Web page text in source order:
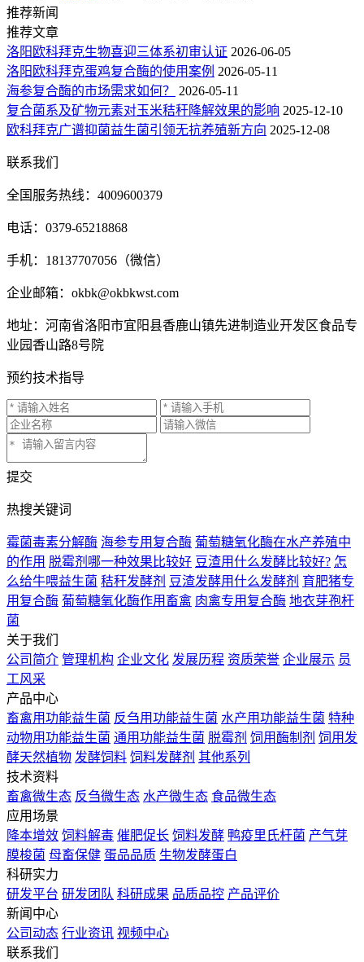
推荐新闻
推荐文章
洛阳欧科拜克生物喜迎三体系初审认证 2026-06-05
洛阳欧科拜克蛋鸡复合酶的使用案例 2026-05-11
海参复合酶的市场需求如何？
2026-05-11
复合菌系及矿物元素对玉米秸秆降解效果的影响 2025-12-10
欧科拜克广谱抑菌益生菌引领无抗养殖新方向 2025-12-08
联系我们
全国服务热线：4009600379
电话：0379-65218868
手机：18137707056（微信）
企业邮箱：okbk@okbkwst.com
地址：河南省洛阳市宜阳县香鹿山镇先进制造业开发区食品专
业园香山路8号院
预约技术指导
提交
热搜关键词
霉菌毒素分解酶 海参专用复合酶 葡萄糖氧化酶在水产养殖中
的作用 脱霉剂哪一种效果比较好 豆渣用什么发酵比较好? 怎
么给牛喂益生菌 秸秆发酵剂 豆渣发酵用什么发酵剂 育肥猪专
用复合酶 葡萄糖氧化酶作用畜禽 肉禽专用复合酶 地衣芽孢杆
菌
关于我们
公司简介 管理机构 企业文化 发展历程 资质荣誉 企业展示 员
工风采
产品中心
畜禽用功能益生菌 反刍用功能益生菌 水产用功能益生菌 特种
动物用功能益生菌 通用功能益生菌 脱霉剂 饲用酶制剂 饲用发
酵天然植物 发酵饲料 饲料发酵剂 其他系列
技术资料
畜禽微生态 反刍微生态 水产微生态 食品微生态
应用场景
降本增效 饲料解毒 催肥促长 饲料发酵 鸭疫里氏杆菌 产气芽
膜梭菌 母畜保健 蛋品品质 生物发酵蛋白
科研实力
研发平台 研发团队 科研成果 品质品控 产品评价
新闻中心
公司动态 行业资讯 视频中心
联系我们